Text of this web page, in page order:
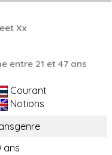
Xx
entre 21 et 47 ans
Courant
Notions
ans